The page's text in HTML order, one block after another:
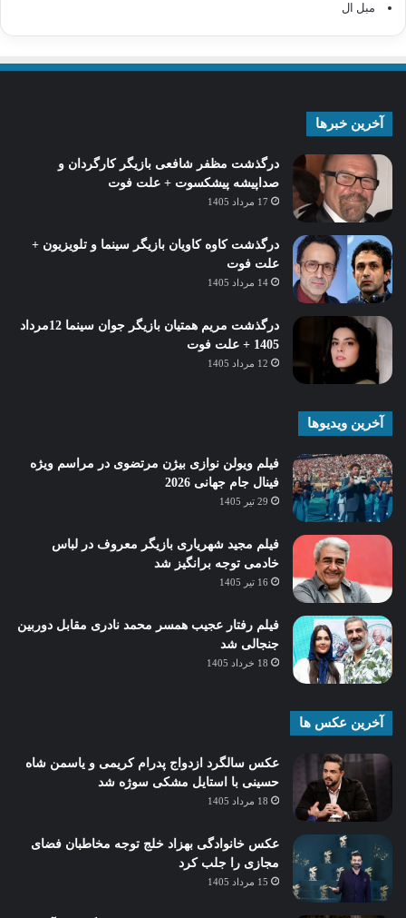
مبل ال
آخرین خبرها
درگذشت مظفر شافعی بازیگر کارگردان و
صداپیشه پیشکسوت + علت فوت
17 مرداد 1405
درگذشت کاوه کاویان بازیگر سینما و تلویزیون +
علت فوت
14 مرداد 1405
درگذشت مریم همتیان بازیگر جوان سینما 12مرداد
1405 + علت فوت
12 مرداد 1405
آخرین ویدیوها
فیلم ویولن نوازی بیژن مرتضوی در مراسم ویژه
فینال جام جهانی 2026
29 تیر 1405
فیلم مجید شهریاری بازیگر معروف در لباس
خادمی توجه برانگیز شد
16 تیر 1405
فیلم رفتار عجیب همسر محمد نادری مقابل دوربین
جنجالی شد
18 خرداد 1405
آخرین عکس ها
عکس سالگرد ازدواج پدرام کریمی و یاسمن شاه‌
حسینی با استایل مشکی سوژه شد
18 مرداد 1405
عکس خانوادگی بهزاد خلج توجه مخاطبان فضای
مجازی را جلب کرد
15 مرداد 1405